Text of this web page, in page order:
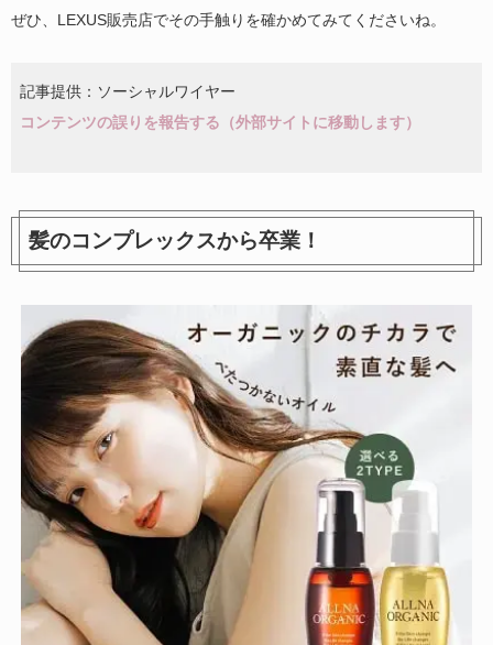
ぜひ、LEXUS販売店でその手触りを確かめてみてくださいね。
記事提供：ソーシャルワイヤー
コンテンツの誤りを報告する（外部サイトに移動します）
髪のコンプレックスから卒業！